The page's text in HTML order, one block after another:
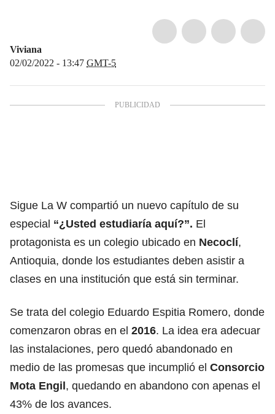
Viviana
02/02/2022 - 13:47 GMT-5
Sigue La W compartió un nuevo capítulo de su
especial “¿Usted estudiaría aquí?”. El
protagonista es un colegio ubicado en Necoclí,
Antioquia, donde los estudiantes deben asistir a
clases en una institución que está sin terminar.
Se trata del colegio Eduardo Espitia Romero, donde
comenzaron obras en el 2016. La idea era adecuar
las instalaciones, pero quedó abandonado en
medio de las promesas que incumplió el Consorcio
Mota Engil, quedando en abandono con apenas el
43% de los avances.